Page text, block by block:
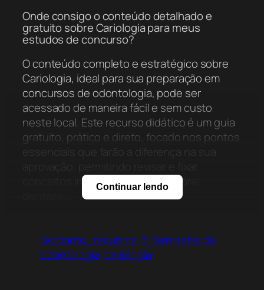
Onde consigo o conteúdo detalhado e
gratuito sobre Cariologia para meus
estudos de concurso?
O conteúdo completo e estratégico sobre
Cariologia, ideal para sua preparação em
concursos de odontologia, pode ser
acessado de maneira fácil e sem custo
neste local. Este recurso didático é um guia
gratuito, prático e direto, focado nos pontos
essenciais que farão a diferença na sua
conceitos importantes sobre a cárie
Continuar lendo
@odonto_resumos 3º Semestre de
odontologia cariologia